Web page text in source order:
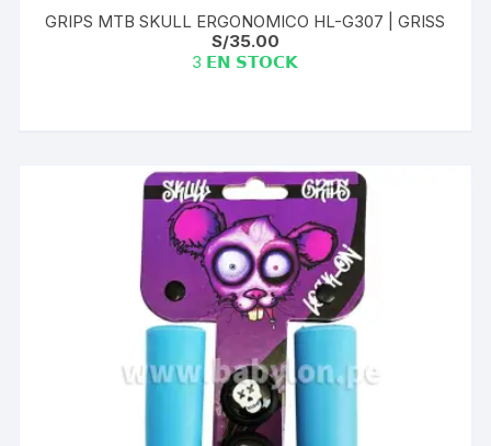
GRIPS MTB SKULL ERGONOMICO HL-G307 | GRISS
S/35.00
3 𝗘𝗡 𝗦𝗧𝗢𝗖𝗞